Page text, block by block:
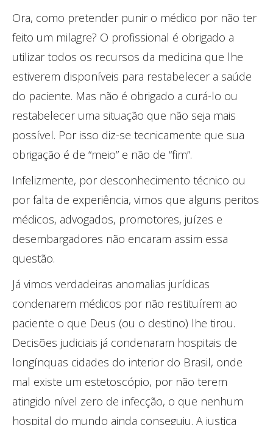
Ora, como pretender punir o médico por não ter
feito um milagre? O profissional é obrigado a
utilizar todos os recursos da medicina que lhe
estiverem disponíveis para restabelecer a saúde
do paciente. Mas não é obrigado a curá-lo ou
restabelecer uma situação que não seja mais
possível. Por isso diz-se tecnicamente que sua
obrigação é de “meio” e não de “fim”.
Infelizmente, por desconhecimento técnico ou
por falta de experiência, vimos que alguns peritos
médicos, advogados, promotores, juízes e
desembargadores não encaram assim essa
questão.
Já vimos verdadeiras anomalias jurídicas
condenarem médicos por não restituírem ao
paciente o que Deus (ou o destino) lhe tirou.
Decisões judiciais já condenaram hospitais de
longínquas cidades do interior do Brasil, onde
mal existe um estetoscópio, por não terem
atingido nível zero de infecção, o que nenhum
hospital do mundo ainda conseguiu. A justiça